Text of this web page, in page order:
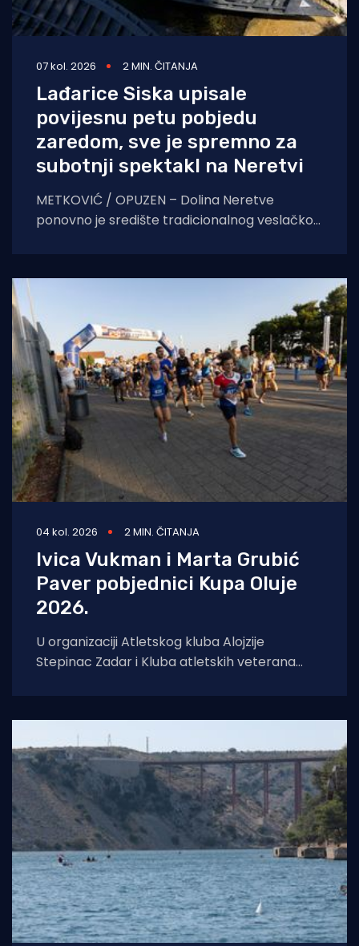
07 kol. 2026 2 MIN. ČITANJA
Lađarice Siska upisale
povijesnu petu pobjedu
zaredom, sve je spremno za
subotnji spektakl na Neretvi
METKOVIĆ / OPUZEN – Dolina Neretve
ponovno je središte tradicionalnog veslačkog
04 kol. 2026 2 MIN. ČITANJA
Ivica Vukman i Marta Grubić
Paver pobjednici Kupa Oluje
2026.
U organizaciji Atletskog kluba Alojzije
Stepinac Zadar i Kluba atletskih veterana